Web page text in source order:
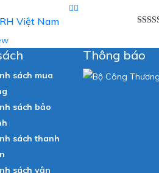
sao
Việt Nam
sách mua
sách bảo
sách thanh
sách vận
Thông báo